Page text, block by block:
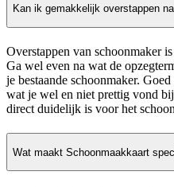
Kan ik gemakkelijk overstappen
Overstappen van schoonmaker
Ga wel even na wat de
je bestaande schoonmaker.
wat je wel en niet prettig vond
direct duidelijk is voor het
Wat maakt Schoonmaakkaart